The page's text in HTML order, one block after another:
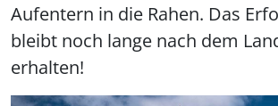
Aufentern in die Rahen. Das
bleibt noch lange nach dem
erhalten!